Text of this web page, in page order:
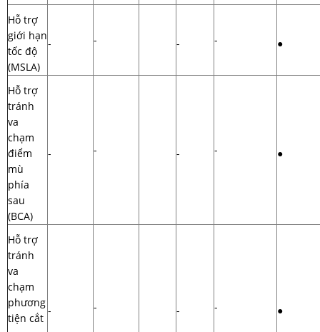
Hỗ trợ
giới hạn
tốc độ
(MSLA)
- - - - ●
Hỗ trợ
tránh
va
chạm
điểm
mù
phía
sau
(BCA)
- - - - ●
Hỗ trợ
tránh
va
chạm
phương
tiện cắt
- - - - ●